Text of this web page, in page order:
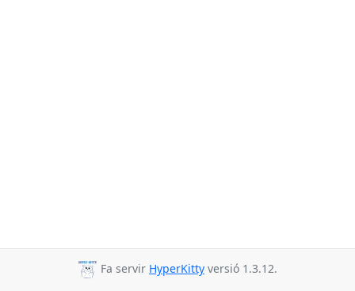
Fa servir HyperKitty versió 1.3.12.